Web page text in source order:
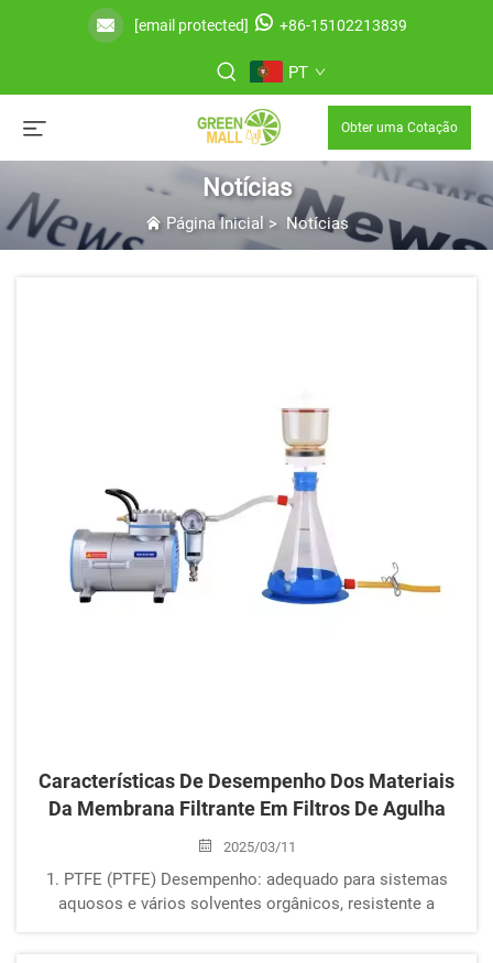
[email protected] +86-15102213839
PT
Obter uma Cotação
Notícias
Página Inicial > Notícias
Características De Desempenho Dos Materiais
Da Membrana Filtrante Em Filtros De Agulha
2025/03/11
1. PTFE (PTFE) Desempenho: adequado para sistemas
aquosos e vários solventes orgânicos, resistente a